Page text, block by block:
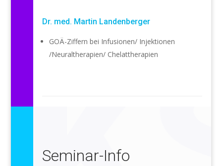
Dr. med. Martin Landenberger
GOÄ-Ziffern bei Infusionen/ Injektionen
/Neuraltherapien/ Chelattherapien
Seminar-Info